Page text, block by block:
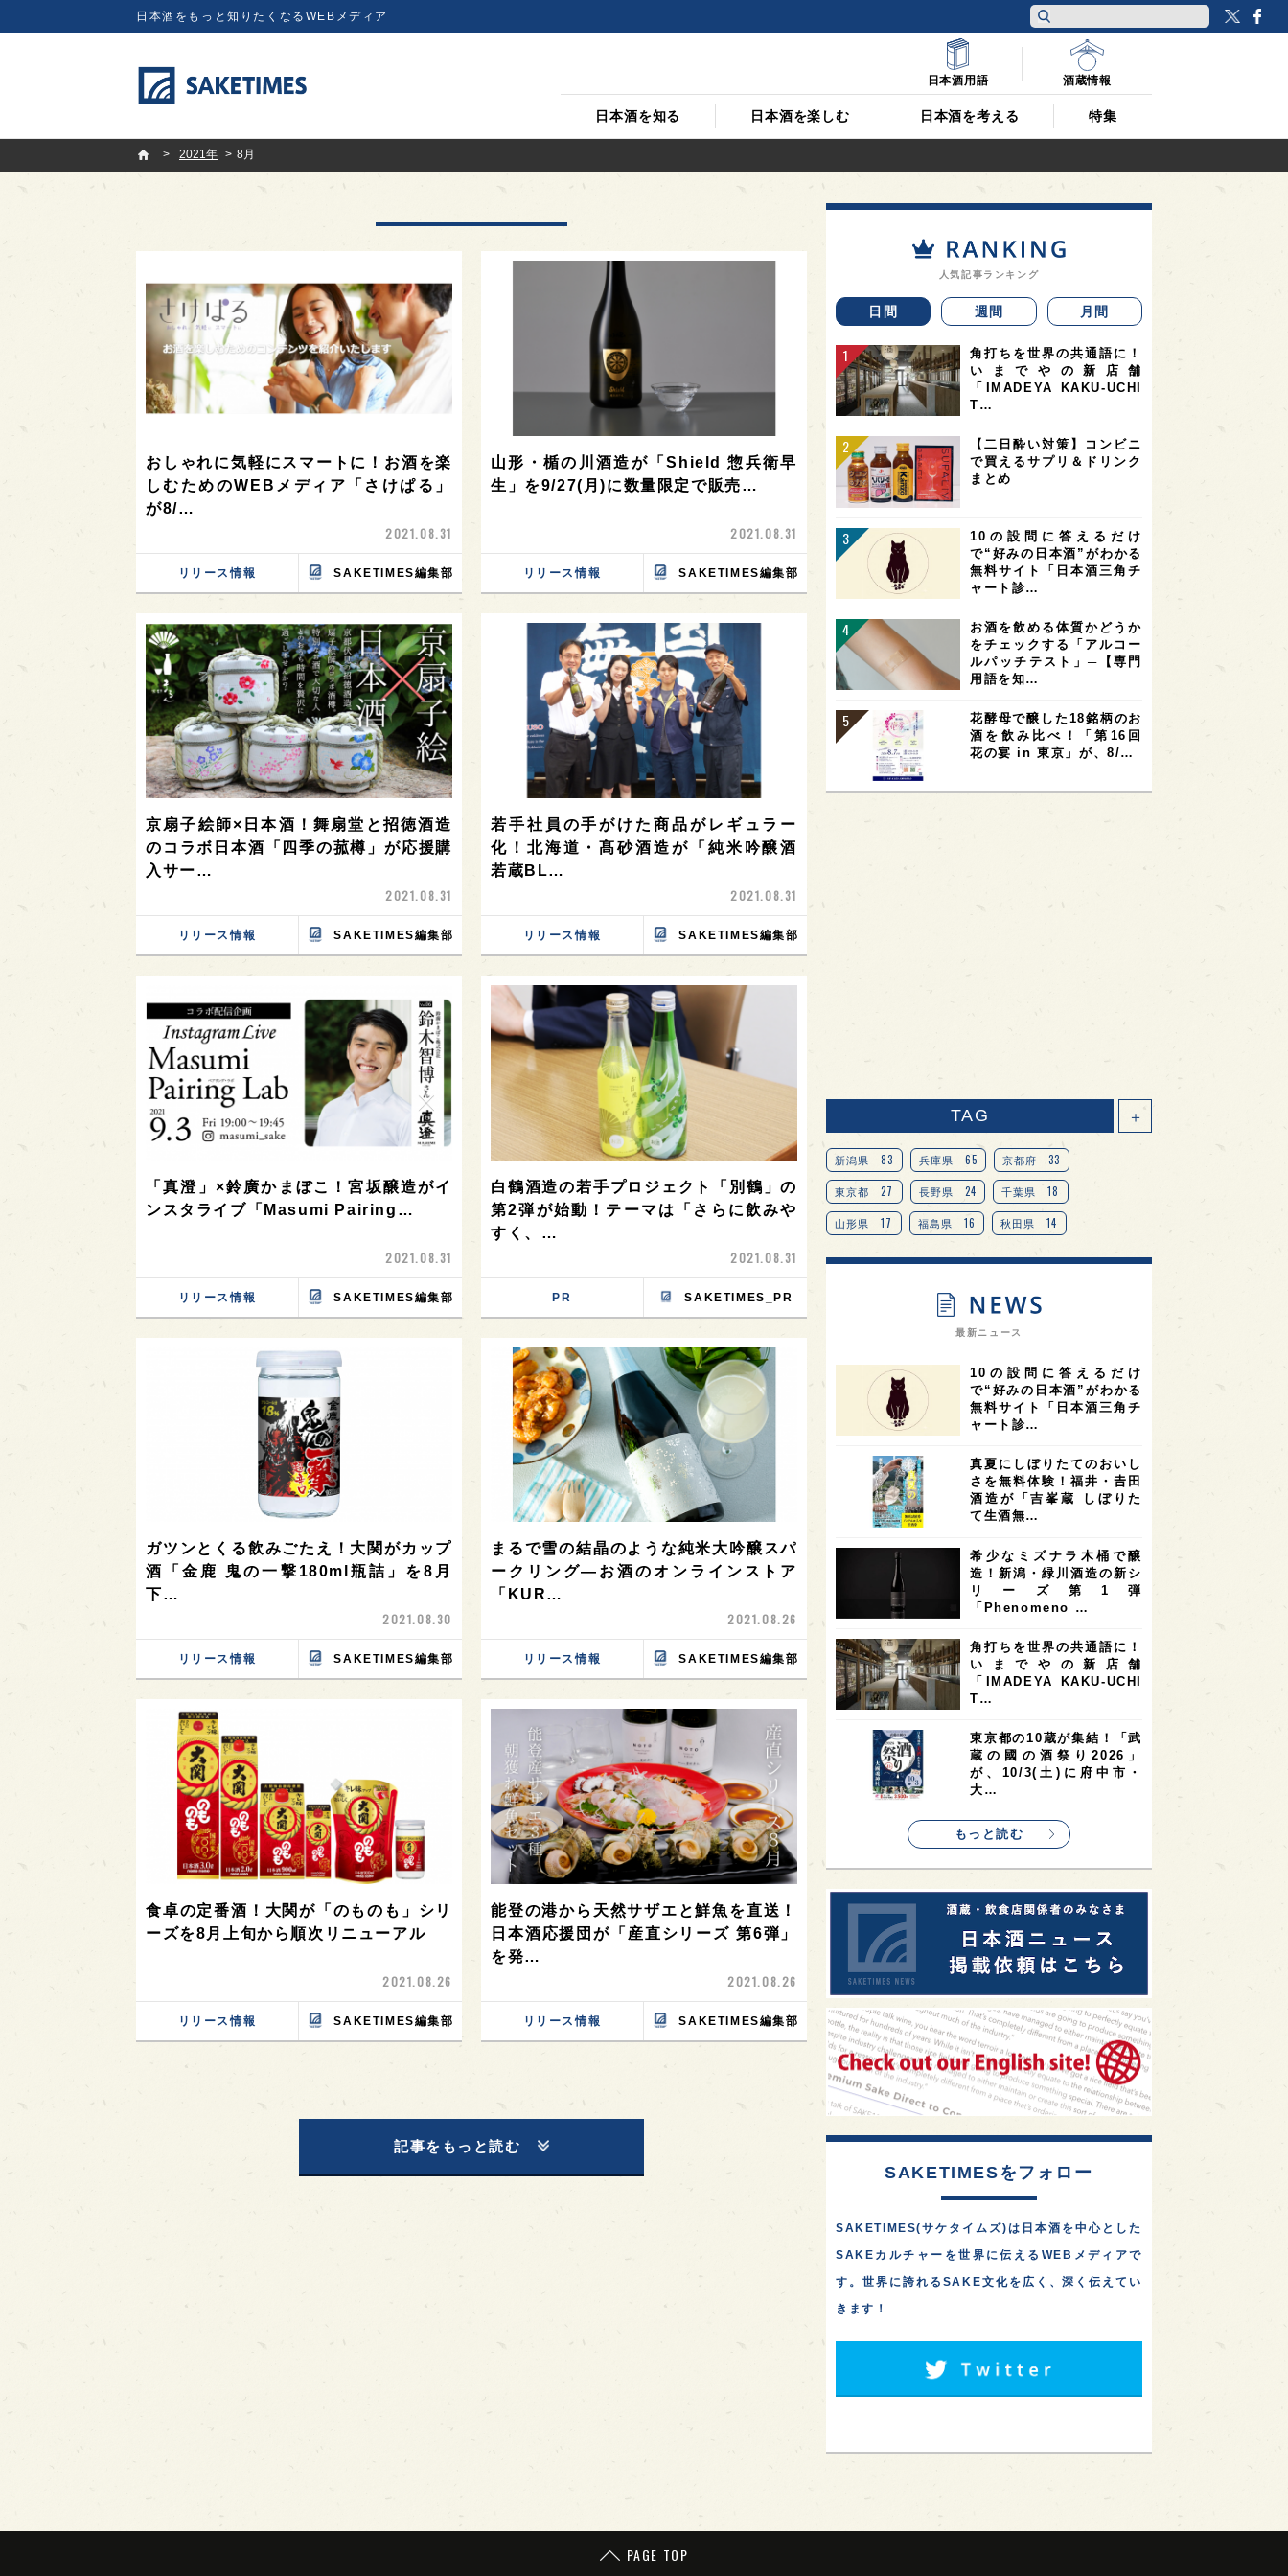
日本酒をもっと知りたくなるWEBメディア
日本酒を知る 日本酒を楽しむ 日本酒を考える 特集
日本酒用語 酒蔵情報
SAKETIMES
2021年
8月
おしゃれに気軽にスマートに！お酒を楽
しむためのWEBメディア「さけぱる」
が8/…
2021.08.31
リリース情報 SAKETIMES編集部
山形・楯の川酒造が「Shield 惣兵衛早
生」を9/27(月)に数量限定で販売…
2021.08.31
リリース情報 SAKETIMES編集部
京扇子絵師×日本酒！舞扇堂と招徳酒造
のコラボ日本酒「四季の菰樽」が応援購
入サー…
2021.08.31
リリース情報 SAKETIMES編集部
若手社員の手がけた商品がレギュラー
化！北海道・髙砂酒造が「純米吟醸酒
若蔵BL…
2021.08.31
リリース情報 SAKETIMES編集部
「真澄」×鈴廣かまぼこ！宮坂醸造がイ
ンスタライブ「Masumi Pairing…
2021.08.31
リリース情報 SAKETIMES編集部
白鶴酒造の若手プロジェクト「別鶴」の
第2弾が始動！テーマは「さらに飲みや
すく、…
2021.08.31
PR SAKETIMES_PR
ガツンとくる飲みごたえ！大関がカップ
酒「金鹿 鬼の一撃180ml瓶詰」を8月
下…
2021.08.30
リリース情報 SAKETIMES編集部
まるで雪の結晶のような純米大吟醸スパ
ークリング—お酒のオンラインストア
「KUR…
2021.08.26
リリース情報 SAKETIMES編集部
食卓の定番酒！大関が「のものも」シリ
ーズを8月上旬から順次リニューアル
2021.08.26
リリース情報 SAKETIMES編集部
能登の港から天然サザエと鮮魚を直送！
日本酒応援団が「産直シリーズ 第6弾」
を発…
2021.08.26
リリース情報 SAKETIMES編集部
記事をもっと読む
人気記事ランキング
日間 週間 月間
角打ちを世界の共通語に！
いまでやの新店舗
「IMADEYA KAKU-UCHI
T…
【二日酔い対策】コンビニ
で買えるサプリ＆ドリンク
まとめ
10の設問に答えるだけ
で“好みの日本酒”がわかる
無料サイト「日本酒三角チ
ャート診…
お酒を飲める体質かどうか
をチェックする「アルコー
ルパッチテスト」─【専門
用語を知…
花酵母で醸した18銘柄のお
酒を飲み比べ！「第16回
花の宴 in 東京」が、8/…
TAG ＋
新潟県 83 兵庫県 65 京都府 33
東京都 27 長野県 24 千葉県 18
山形県 17 福島県 16 秋田県 14
愛知県 14 宮城県 14 岐阜県 13
オピニオンリーダーの視点 9
奈良県 滋賀県 7 和歌山県 6
富山県 6 フランス 6 高知県 5 島根県 5
4 アメリカ 4 神奈川県 4
4 三重県 大阪府 3
オーストラリア 台湾 2 アジア 2
SAKEの時代を生きる 静岡県 1 長崎県
全蔵めぐり 1 シンガポール 1 カナダ 1
群馬県 1 熊本県 徳島県
イギリス 1 ノルウェー 1 新宿区 1
歌舞伎町 1 1 鳥取県 1
saketimes_image_4
最新ニュース
10の設問に答えるだけ
で“好みの日本酒”がわかる
無料サイト「日本酒三角チ
ャート診…
真夏にしぼりたてのおいし
さを無料体験！福井・𠮷田
酒造が「吉峯蔵 しぼりた
て生酒無…
希少なミズナラ木桶で醸
造！新潟・緑川酒造の新シ
リーズ第1弾
「Phenomeno …
角打ちを世界の共通語に！
いまでやの新店舗
「IMADEYA KAKU-UCHI
T…
東京都の10蔵が集結！「武
蔵の國の酒祭り2026」
が、10/3(土)に府中市・
大…
もっと読む
SAKETIMESをフォロー
SAKETIMES(サケタイムズ)は日本酒を中心とした
SAKEカルチャーを世界に伝えるWEBメディアで
す。世界に誇れるSAKE文化を広く、深く伝えてい
きます！
PAGE TOP